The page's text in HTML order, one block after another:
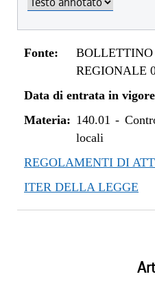
Fonte:
REGIONALE
Data di entrata in
Materia: 140.01 -
locali
REGOLAMENTI DI
ITER DELLA LEGGE